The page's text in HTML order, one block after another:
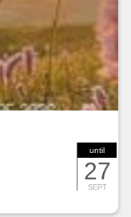
until
27
SEPT